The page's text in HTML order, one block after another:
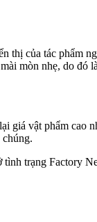
thị của tác phẩm
mòn nhẹ, do đó
giá vật phẩm cao
chúng.
trạng Factory